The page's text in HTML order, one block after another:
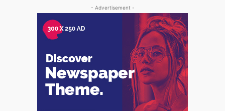
- Advertisement -